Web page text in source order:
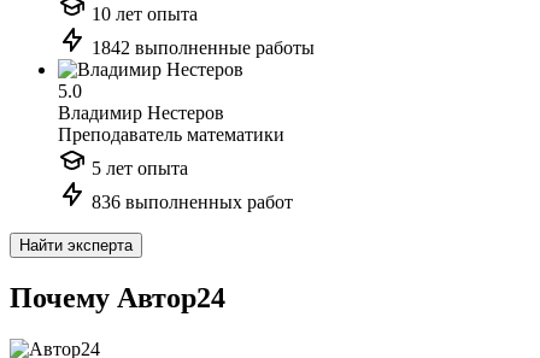
10 лет опыта
1842 выполненные работы
5.0
Владимир Нестеров
Преподаватель математики
5 лет опыта
836 выполненных работ
Найти эксперта
Почему Автор24